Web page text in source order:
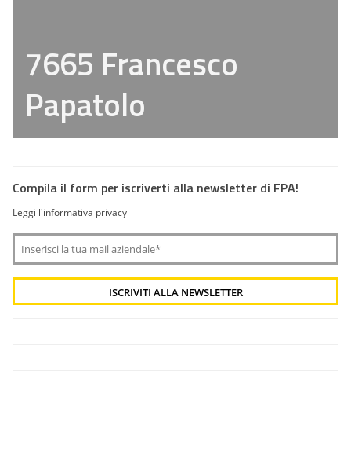
7665 Francesco
Papatolo
Compila il form per iscriverti alla newsletter di FPA!
Leggi l'informativa privacy